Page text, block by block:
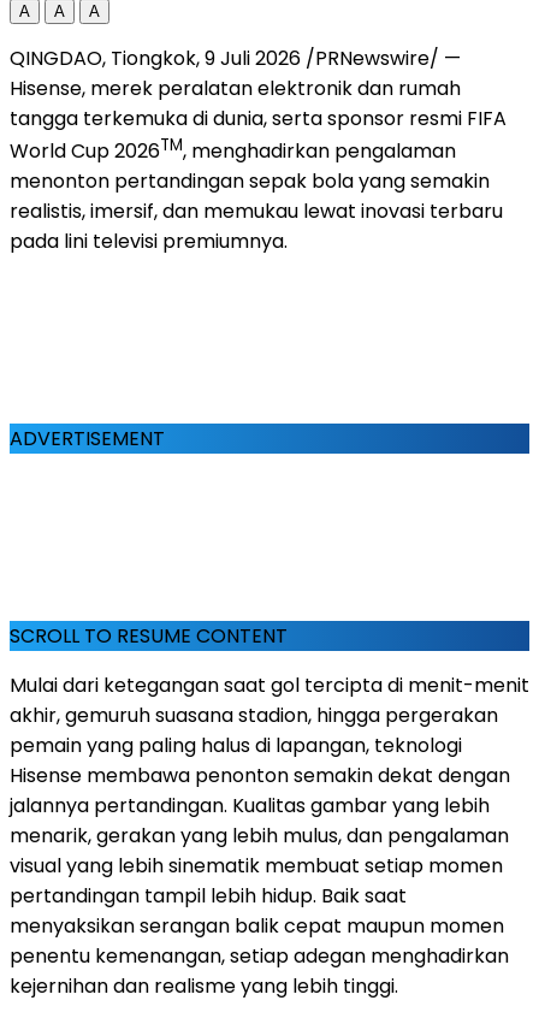
A A A
QINGDAO, Tiongkok, 9 Juli 2026 /PRNewswire/ —
Hisense, merek peralatan elektronik dan rumah
tangga terkemuka di dunia, serta sponsor resmi FIFA
World Cup 2026TM, menghadirkan pengalaman
menonton pertandingan sepak bola yang semakin
realistis, imersif, dan memukau lewat inovasi terbaru
pada lini televisi premiumnya.
ADVERTISEMENT
SCROLL TO RESUME CONTENT
Mulai dari ketegangan saat gol tercipta di menit-menit
akhir, gemuruh suasana stadion, hingga pergerakan
pemain yang paling halus di lapangan, teknologi
Hisense membawa penonton semakin dekat dengan
jalannya pertandingan. Kualitas gambar yang lebih
menarik, gerakan yang lebih mulus, dan pengalaman
visual yang lebih sinematik membuat setiap momen
pertandingan tampil lebih hidup. Baik saat
menyaksikan serangan balik cepat maupun momen
penentu kemenangan, setiap adegan menghadirkan
kejernihan dan realisme yang lebih tinggi.